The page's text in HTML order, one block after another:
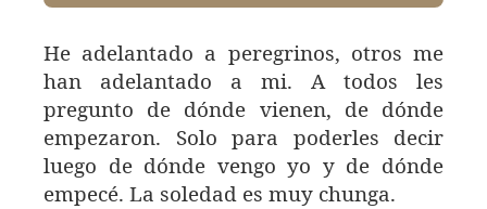
He adelantado a peregrinos, otros me
han adelantado a mi. A todos les
pregunto de dónde vienen, de dónde
empezaron. Solo para poderles decir
luego de dónde vengo yo y de dónde
empecé. La soledad es muy chunga.